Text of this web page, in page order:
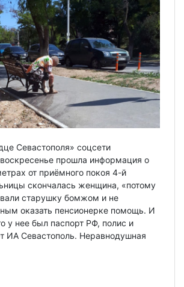
Севастополя» соцсети
воскресенье прошла информация о
от приёмного покоя 4-й
скончалась женщина, «потому
старушку бомжом и не
оказать пенсионерке помощь. И
у нее был паспорт РФ, полис и
ИА Севастополь. Неравнодушная